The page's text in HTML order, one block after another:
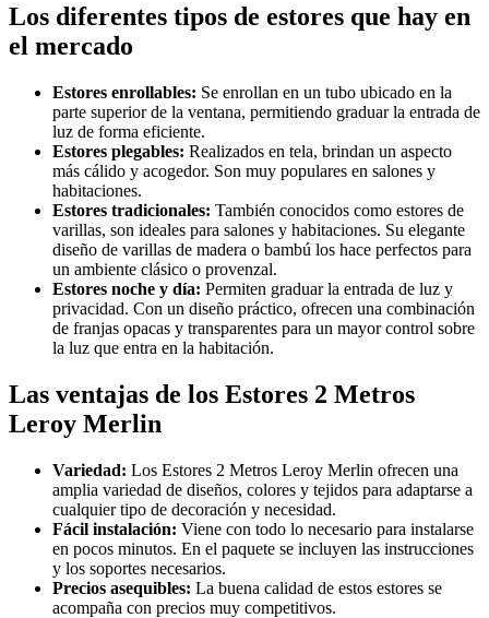
Los diferentes tipos de estores que hay en
el mercado
Estores enrollables: Se enrollan en un tubo ubicado en la
parte superior de la ventana, permitiendo graduar la entrada de
luz de forma eficiente.
Estores plegables: Realizados en tela, brindan un aspecto
más cálido y acogedor. Son muy populares en salones y
habitaciones.
Estores tradicionales: También conocidos como estores de
varillas, son ideales para salones y habitaciones. Su elegante
diseño de varillas de madera o bambú los hace perfectos para
un ambiente clásico o provenzal.
Estores noche y día: Permiten graduar la entrada de luz y
privacidad. Con un diseño práctico, ofrecen una combinación
de franjas opacas y transparentes para un mayor control sobre
la luz que entra en la habitación.
Las ventajas de los Estores 2 Metros
Leroy Merlin
Variedad: Los Estores 2 Metros Leroy Merlin ofrecen una
amplia variedad de diseños, colores y tejidos para adaptarse a
cualquier tipo de decoración y necesidad.
Fácil instalación: Viene con todo lo necesario para instalarse
en pocos minutos. En el paquete se incluyen las instrucciones
y los soportes necesarios.
Precios asequibles: La buena calidad de estos estores se
acompaña con precios muy competitivos.